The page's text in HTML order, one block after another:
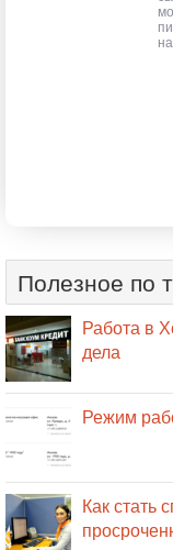
Полезное по
Работа в
дела
Режим
Как стать